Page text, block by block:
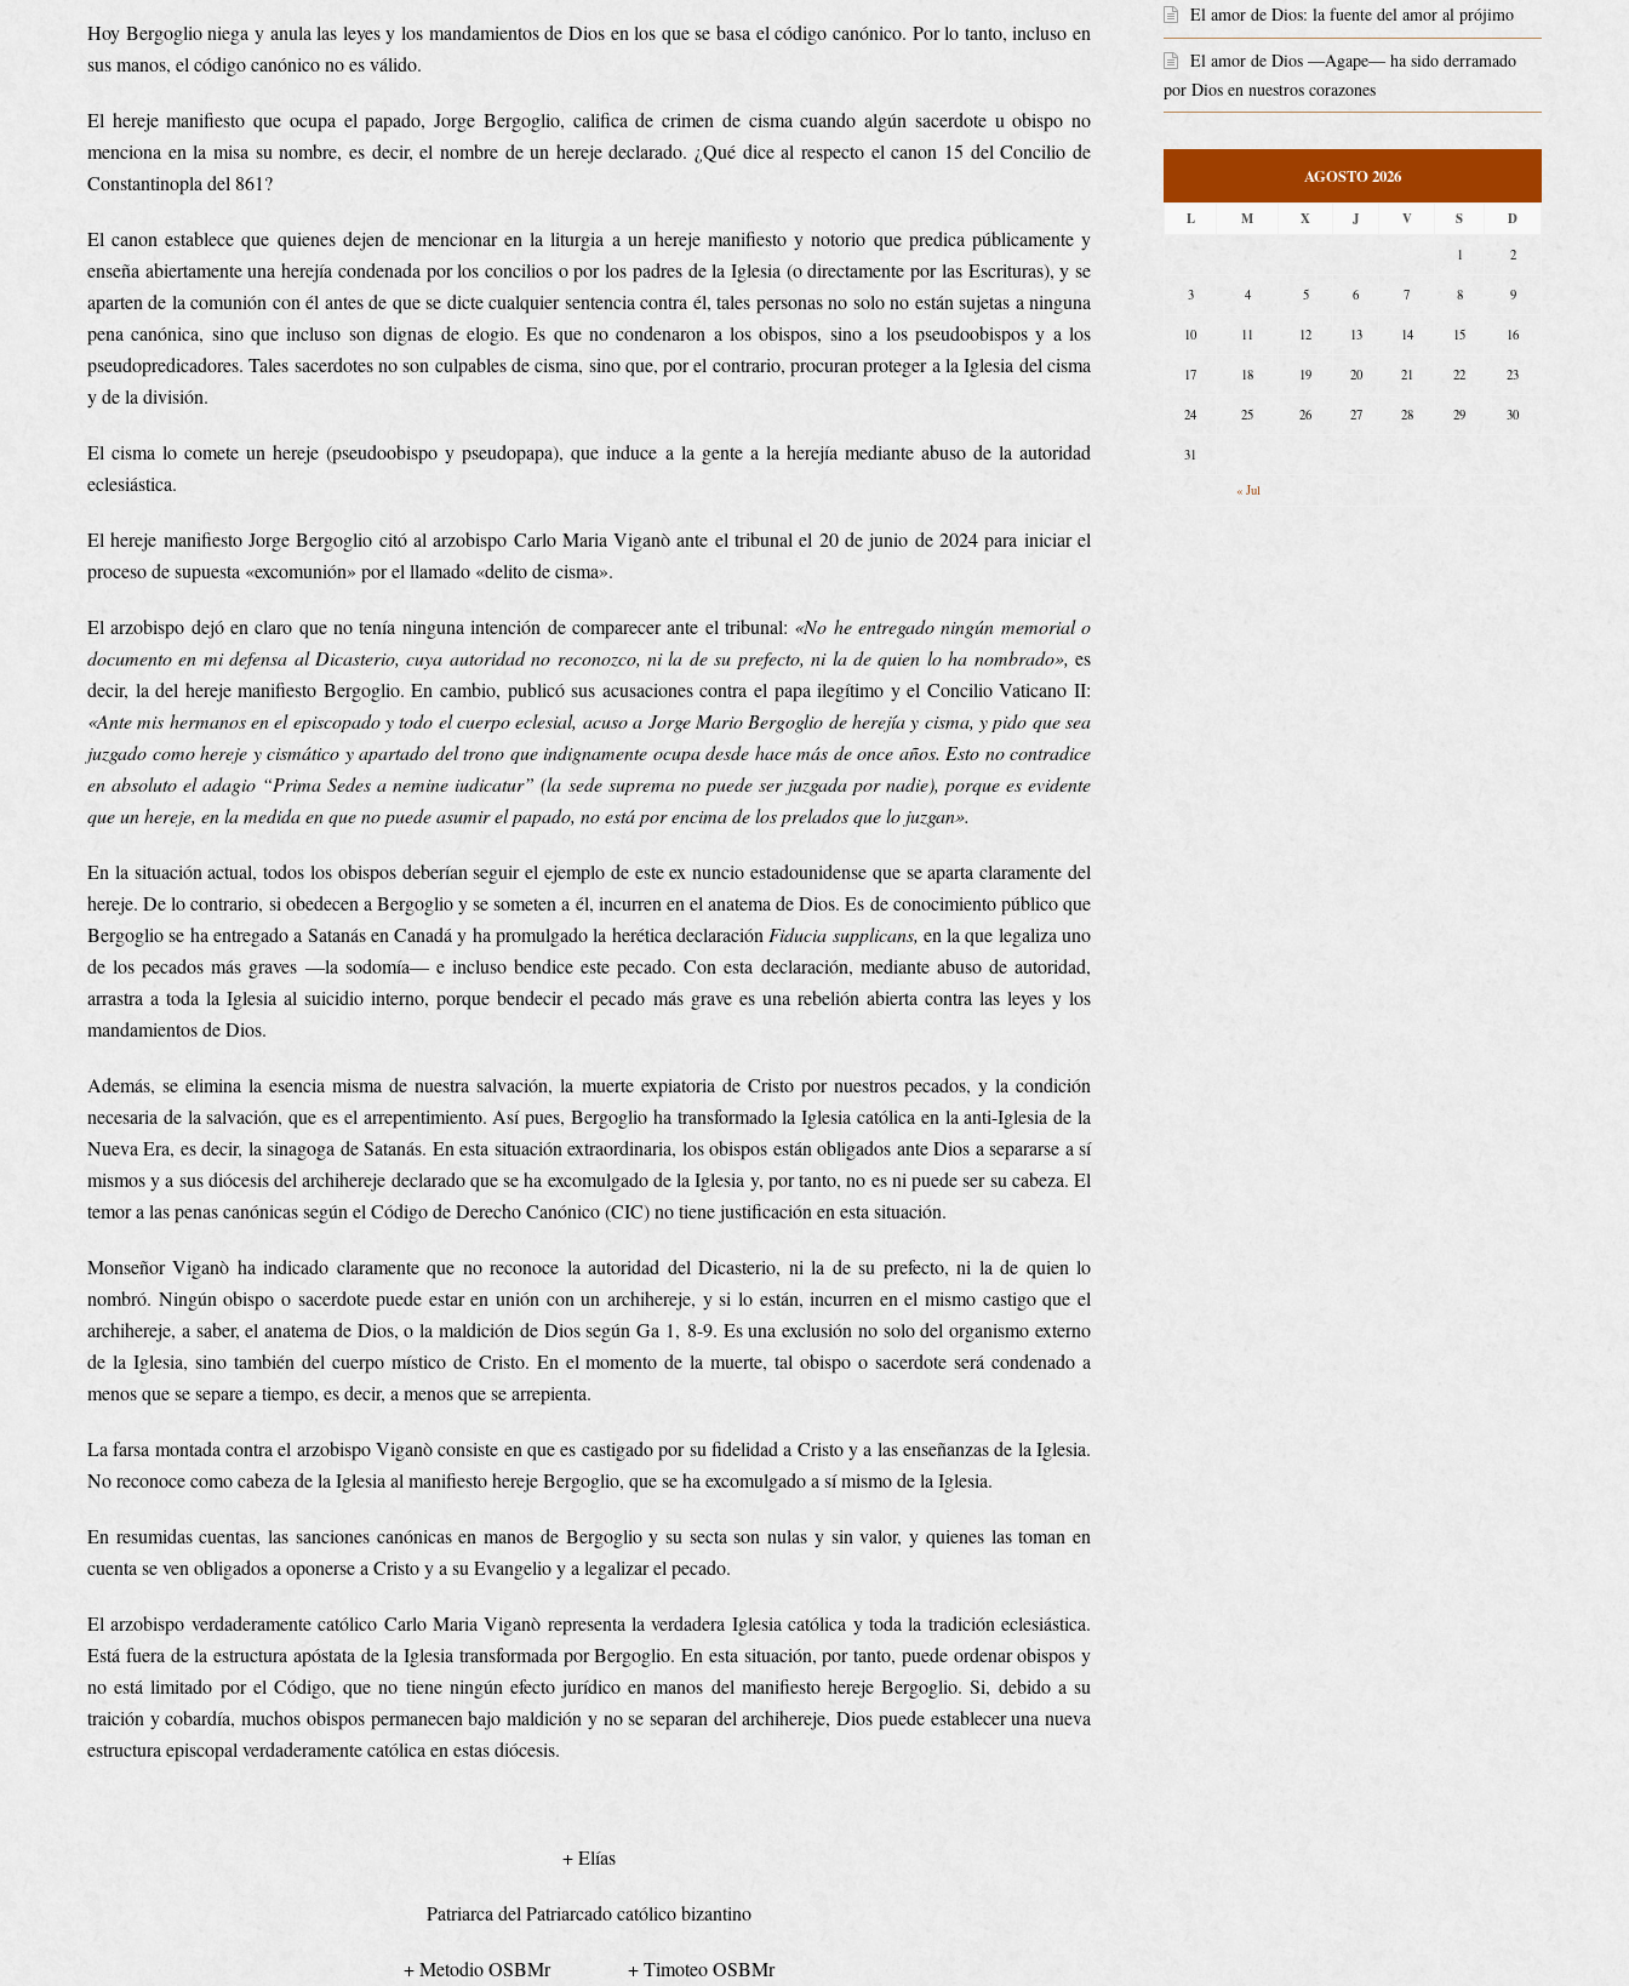
Hoy Bergoglio niega y anula las leyes y los mandamientos de Dios en los que se basa el código canónico. Por lo tanto, incluso en
sus manos, el código canónico no es válido.
El hereje manifiesto que ocupa el papado, Jorge Bergoglio, califica de crimen de cisma cuando algún sacerdote u obispo no
menciona en la misa su nombre, es decir, el nombre de un hereje declarado. ¿Qué dice al respecto el canon 15 del Concilio de
Constantinopla del 861?
El canon establece que quienes dejen de mencionar en la liturgia a un hereje manifiesto y notorio que predica públicamente y
enseña abiertamente una herejía condenada por los concilios o por los padres de la Iglesia (o directamente por las Escrituras), y se
aparten de la comunión con él antes de que se dicte cualquier sentencia contra él, tales personas no solo no están sujetas a ninguna
pena canónica, sino que incluso son dignas de elogio. Es que no condenaron a los obispos, sino a los pseudoobispos y a los
pseudopredicadores. Tales sacerdotes no son culpables de cisma, sino que, por el contrario, procuran proteger a la Iglesia del cisma
y de la división.
El cisma lo comete un hereje (pseudoobispo y pseudopapa), que induce a la gente a la herejía mediante abuso de la autoridad
eclesiástica.
El hereje manifiesto Jorge Bergoglio citó al arzobispo Carlo Maria Viganò ante el tribunal el 20 de junio de 2024 para iniciar el
proceso de supuesta «excomunión» por el llamado «delito de cisma».
El arzobispo dejó en claro que no tenía ninguna intención de comparecer ante el tribunal: «No he entregado ningún memorial o
documento en mi defensa al Dicasterio, cuya autoridad no reconozco, ni la de su prefecto, ni la de quien lo ha nombrado», es
decir, la del hereje manifiesto Bergoglio. En cambio, publicó sus acusaciones contra el papa ilegítimo y el Concilio Vaticano II:
«Ante mis hermanos en el episcopado y todo el cuerpo eclesial, acuso a Jorge Mario Bergoglio de herejía y cisma, y pido que sea
juzgado como hereje y cismático y apartado del trono que indignamente ocupa desde hace más de once años. Esto no contradice
en absoluto el adagio “Prima Sedes a nemine iudicatur” (la sede suprema no puede ser juzgada por nadie), porque es evidente
que un hereje, en la medida en que no puede asumir el papado, no está por encima de los prelados que lo juzgan».
En la situación actual, todos los obispos deberían seguir el ejemplo de este ex nuncio estadounidense que se aparta claramente del
hereje. De lo contrario, si obedecen a Bergoglio y se someten a él, incurren en el anatema de Dios. Es de conocimiento público que
Bergoglio se ha entregado a Satanás en Canadá y ha promulgado la herética declaración Fiducia supplicans, en la que legaliza uno
de los pecados más graves ―la sodomía― e incluso bendice este pecado. Con esta declaración, mediante abuso de autoridad,
arrastra a toda la Iglesia al suicidio interno, porque bendecir el pecado más grave es una rebelión abierta contra las leyes y los
mandamientos de Dios.
Además, se elimina la esencia misma de nuestra salvación, la muerte expiatoria de Cristo por nuestros pecados, y la condición
necesaria de la salvación, que es el arrepentimiento. Así pues, Bergoglio ha transformado la Iglesia católica en la anti-Iglesia de la
Nueva Era, es decir, la sinagoga de Satanás. En esta situación extraordinaria, los obispos están obligados ante Dios a separarse a sí
mismos y a sus diócesis del archihereje declarado que se ha excomulgado de la Iglesia y, por tanto, no es ni puede ser su cabeza. El
temor a las penas canónicas según el Código de Derecho Canónico (CIC) no tiene justificación en esta situación.
Monseñor Viganò ha indicado claramente que no reconoce la autoridad del Dicasterio, ni la de su prefecto, ni la de quien lo
nombró. Ningún obispo o sacerdote puede estar en unión con un archihereje, y si lo están, incurren en el mismo castigo que el
archihereje, a saber, el anatema de Dios, o la maldición de Dios según Ga 1, 8-9. Es una exclusión no solo del organismo externo
de la Iglesia, sino también del cuerpo místico de Cristo. En el momento de la muerte, tal obispo o sacerdote será condenado a
menos que se separe a tiempo, es decir, a menos que se arrepienta.
La farsa montada contra el arzobispo Viganò consiste en que es castigado por su fidelidad a Cristo y a las enseñanzas de la Iglesia.
No reconoce como cabeza de la Iglesia al manifiesto hereje Bergoglio, que se ha excomulgado a sí mismo de la Iglesia.
En resumidas cuentas, las sanciones canónicas en manos de Bergoglio y su secta son nulas y sin valor, y quienes las toman en
cuenta se ven obligados a oponerse a Cristo y a su Evangelio y a legalizar el pecado.
El arzobispo verdaderamente católico Carlo Maria Viganò representa la verdadera Iglesia católica y toda la tradición eclesiástica.
Está fuera de la estructura apóstata de la Iglesia transformada por Bergoglio. En esta situación, por tanto, puede ordenar obispos y
no está limitado por el Código, que no tiene ningún efecto jurídico en manos del manifiesto hereje Bergoglio. Si, debido a su
traición y cobardía, muchos obispos permanecen bajo maldición y no se separan del archihereje, Dios puede establecer una nueva
estructura episcopal verdaderamente católica en estas diócesis.
+ Elías
Patriarca del Patriarcado católico bizantino
+ Metodio OSBMr + Timoteo OSBMr
El amor de Dios: la fuente del amor al prójimo
El amor de Dios ―Agape― ha sido derramado
por Dios en nuestros corazones
AGOSTO 2026
L M X J V S D
« Jul
1 2
3 4 5 6 7 8 9
10 11 12 13 14 15 16
17 18 19 20 21 22 23
24 25 26 27 28 29 30
31